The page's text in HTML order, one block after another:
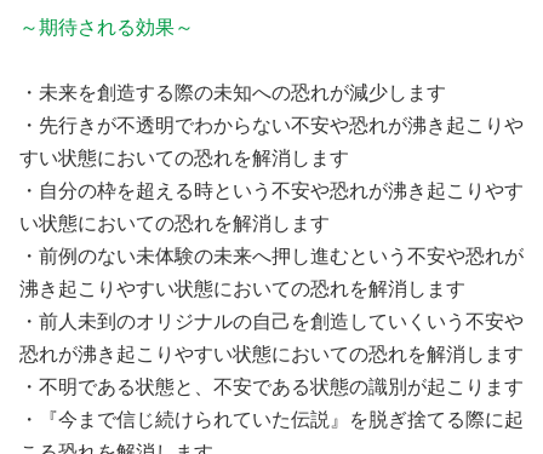
～期待される効果～
・未来を創造する際の未知への恐れが減少します
・先行きが不透明でわからない不安や恐れが沸き起こりや
すい状態においての恐れを解消します
・自分の枠を超える時という不安や恐れが沸き起こりやす
い状態においての恐れを解消します
・前例のない未体験の未来へ押し進むという不安や恐れが
沸き起こりやすい状態においての恐れを解消します
・前人未到のオリジナルの自己を創造していくいう不安や
恐れが沸き起こりやすい状態においての恐れを解消します
・不明である状態と、不安である状態の識別が起こります
・『今まで信じ続けられていた伝説』を脱ぎ捨てる際に起